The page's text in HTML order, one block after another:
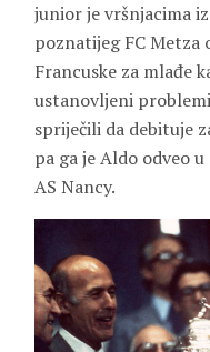
junior je vršnjacima
poznatijeg FC Metza
Francuske za mlađe
ustanovljeni
spriječili da debituje
pa ga je Aldo odveo
AS Nancy.